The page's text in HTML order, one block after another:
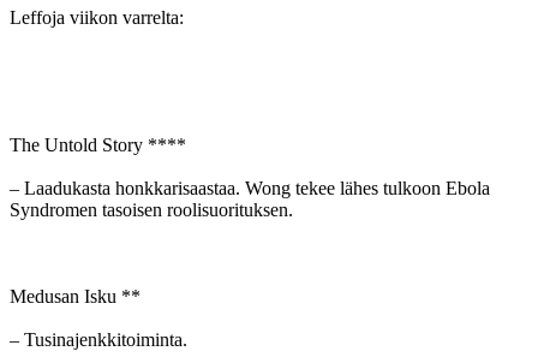
Leffoja viikon varrelta:
The Untold Story ****
– Laadukasta honkkarisaastaa. Wong tekee lähes tulkoon Ebola
Syndromen tasoisen roolisuorituksen.
Medusan Isku **
– Tusinajenkkitoiminta.